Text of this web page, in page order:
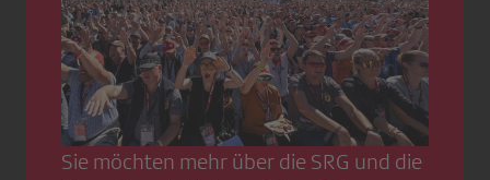
Sie möchten mehr über die SRG und die